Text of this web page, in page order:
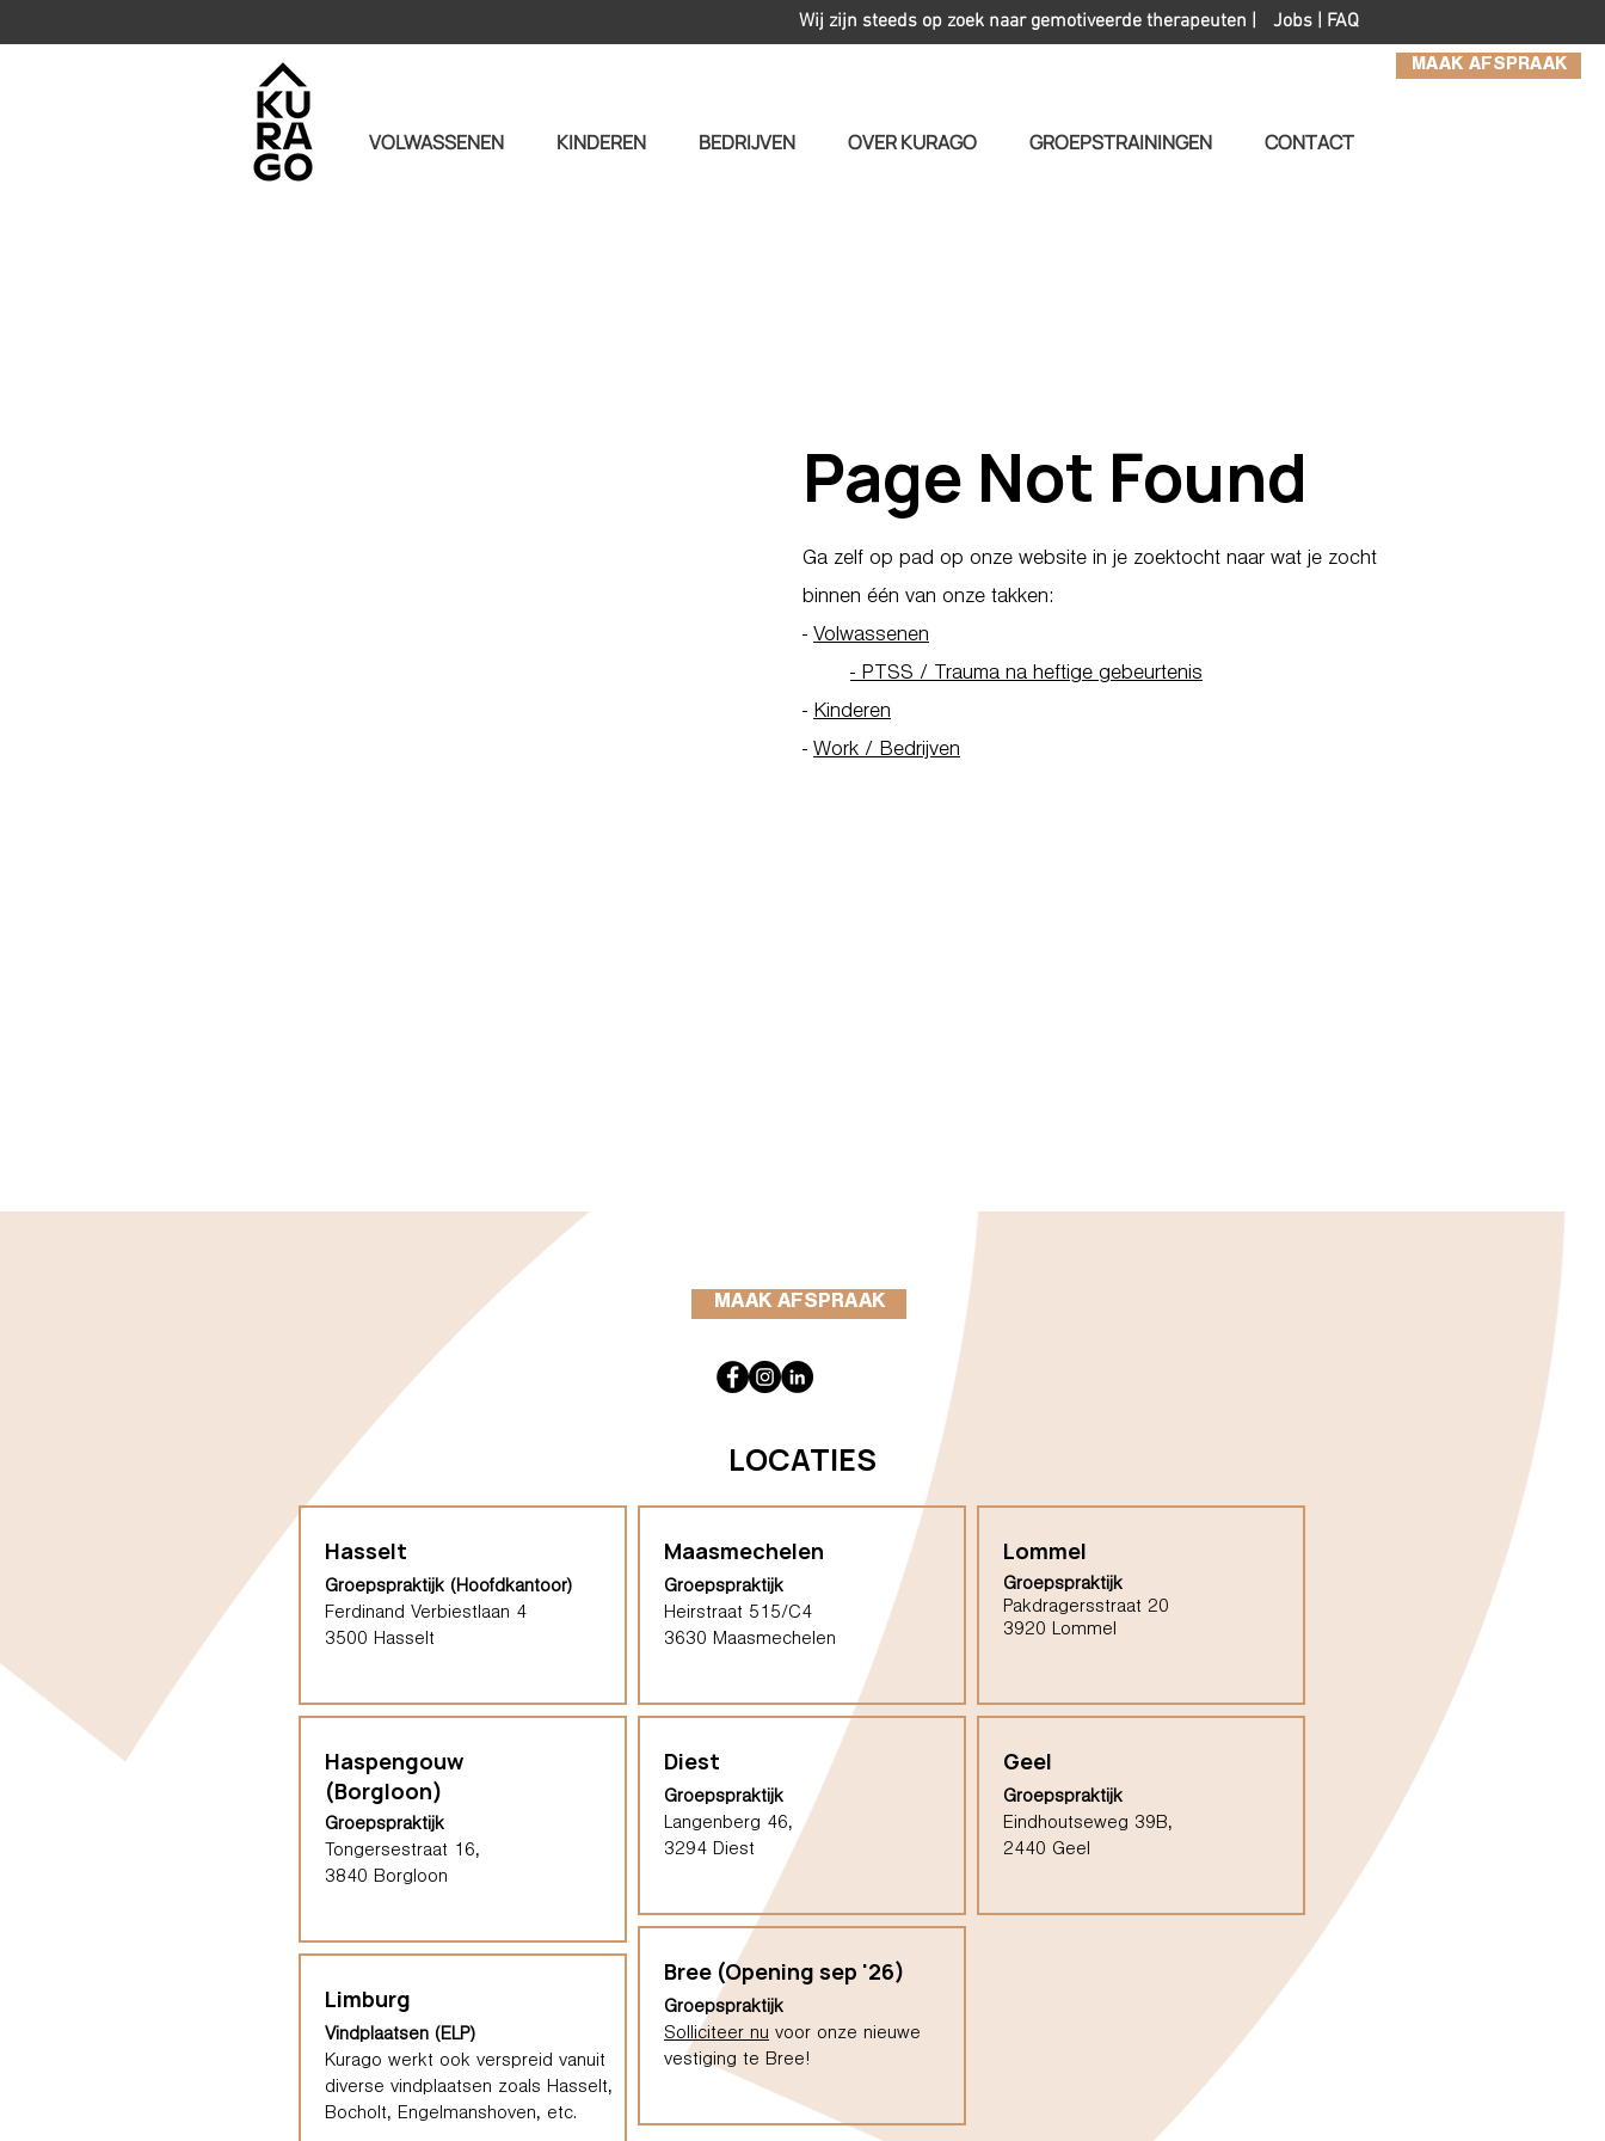
MAAK AFSPRAAK
Jobs | FAQ
Wij zijn steeds op zoek naar gemotiveerde therapeuten |
VOLWASSENEN KINDEREN BEDRIJVEN OVER KURAGO GROEPSTRAININGEN CONTACT
Page Not Found
Ga zelf op pad op onze website in je zoektocht naar wat je zocht
binnen één van onze takken:
- Volwassenen
- PTSS / Trauma na heftige gebeurtenis
- Kinderen
- Work / Bedrijven
MAAK AFSPRAAK
LOCATIES
Hasselt
Groepspraktijk (Hoofdkantoor)
Ferdinand Verbiestlaan 4
3500 Hasselt
Haspengouw
(Borgloon)
Groepspraktijk
Tongersestraat 16,
3840 Borgloon
Limburg
Vindplaatsen (ELP)
Kurago werkt ook verspreid vanuit
diverse vindplaatsen zoals Hasselt,
Bocholt, Engelmanshoven, etc.
Maasmechelen
Groepspraktijk
Heirstraat 515/C4
3630 Maasmechelen
Diest
Groepspraktijk
Langenberg 46,
3294 Diest
Bree (Opening sep '26)
Groepspraktijk
Solliciteer nu voor onze nieuwe
vestiging te Bree!
Lommel
Groepspraktijk
Pakdragersstraat 20
3920 Lommel
Geel
Groepspraktijk
Eindhoutseweg 39B,
2440 Geel